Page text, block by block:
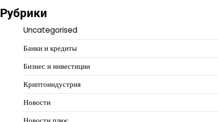
Рубрики
Uncategorised
Банки и кредиты
Бизнес и инвестиции
Криптоиндустрия
Новости